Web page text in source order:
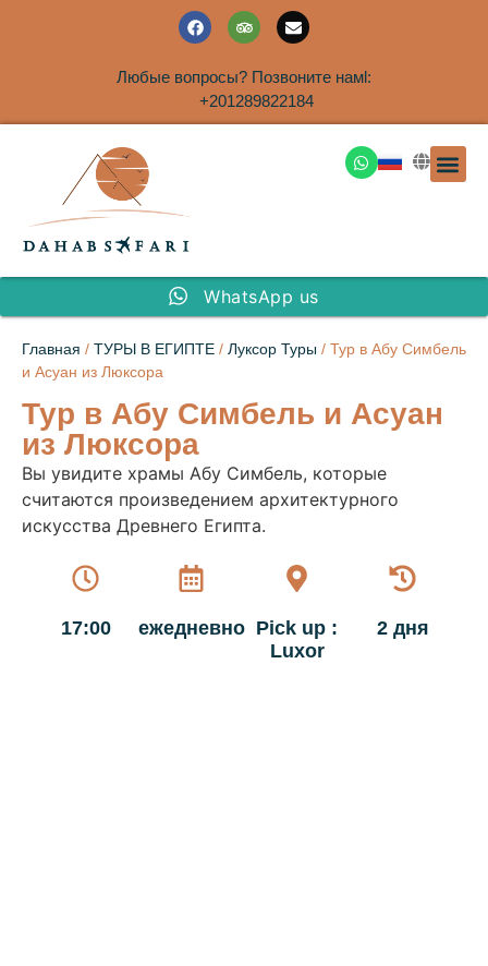
Любые вопросы? Позвоните намl:
+201289822184
WhatsApp us
Главная / ТУРЫ В ЕГИПТЕ / Луксор Туры / Тур в Абу Симбель
и Асуан из Люксора
Тур в Абу Симбель и Асуан
из Люксора
Вы увидите храмы Абу Симбель, которые
считаются произведением архитектурного
искусства Древнего Египта.
17:00 ежедневно Pick up :
Luxor
2 дня